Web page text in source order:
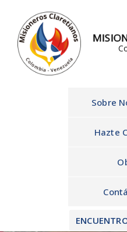
contenido
Sobre
Hazte